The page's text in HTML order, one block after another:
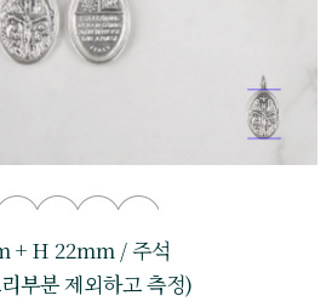
+ H 22mm / 주석
부분 제외하고 측정)